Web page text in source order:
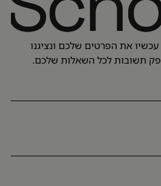
את הפרטים שלכם ונציגנו
תשובות לכל השאלות שלכם.